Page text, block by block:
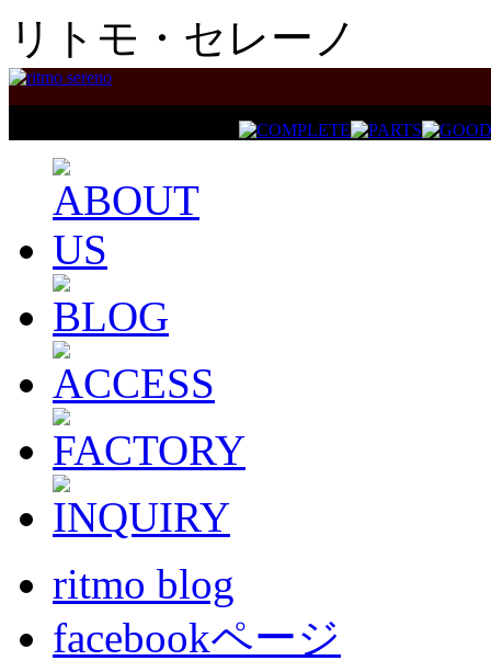
リトモ・セレーノ
ritmo blog
facebookページ